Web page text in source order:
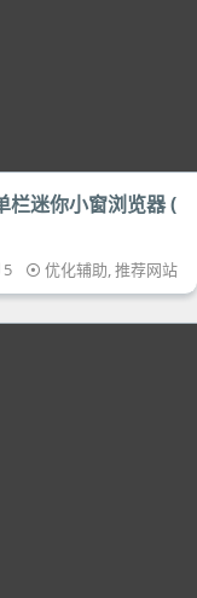
迷你小窗浏览器 (
5 优化辅助,推荐网站